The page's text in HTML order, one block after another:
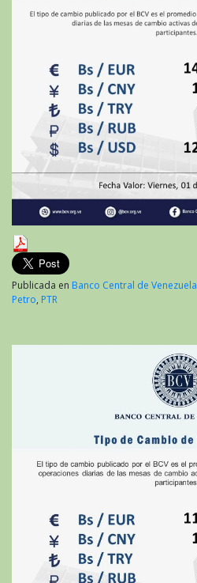
Publicada en Banco Central de Venezuela
Petro, PTR